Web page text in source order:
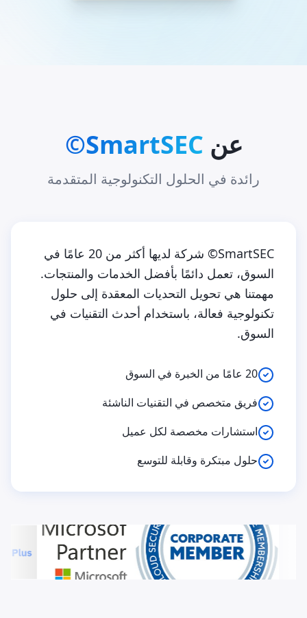
عن SmartSEC©
رائدة في الحلول التكنولوجية المتقدمة
SmartSEC© شركة لديها أكثر من 20 عامًا في
السوق، تعمل دائمًا بأفضل الخدمات والمنتجات.
مهمتنا هي تحويل التحديات المعقدة إلى حلول
تكنولوجية فعالة، باستخدام أحدث التقنيات في
السوق.
20 عامًا من الخبرة في السوق
فريق متخصص في التقنيات الناشئة
استشارات مخصصة لكل عميل
حلول مبتكرة وقابلة للتوسع